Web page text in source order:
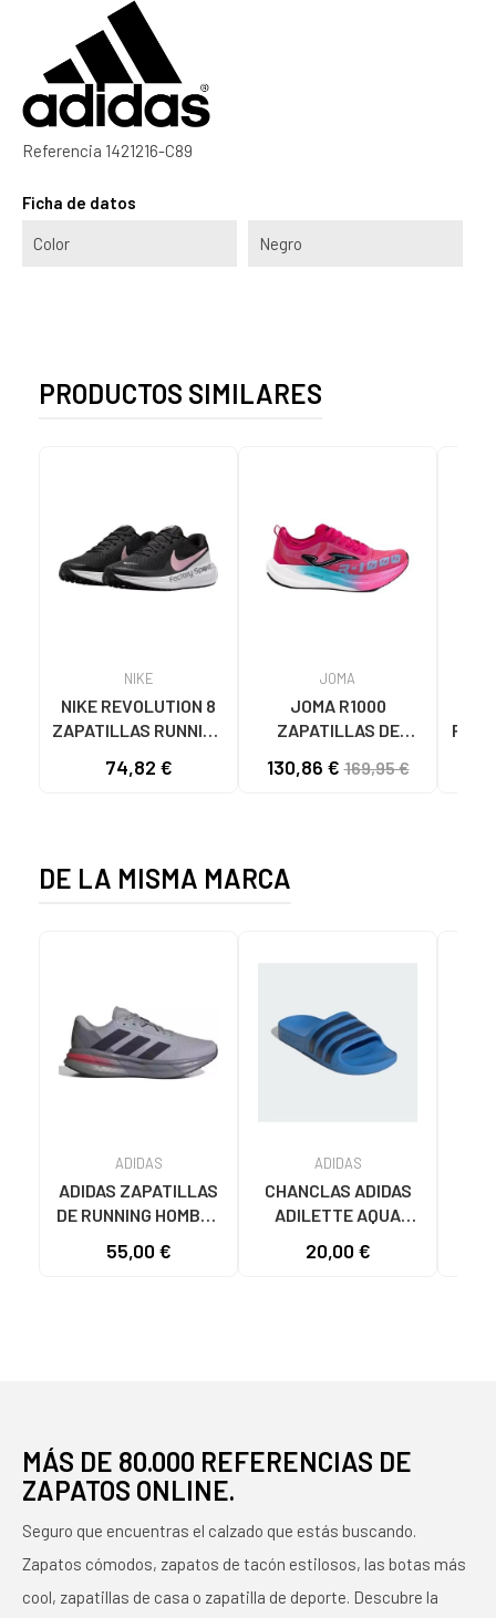
Referencia 1421216-C89
Ficha de datos
Color Negro
PRODUCTOS SIMILARES
NIKE
NIKE REVOLUTION 8
ZAPATILLAS RUNNING
NEGRO-ROSA NAN
74,82 €
JOMA
JOMA R1000
ZAPATILLAS DE
ROSA UNISEX
130,86 €169,95 €
DE LA MISMA MARCA
ADIDAS
ADIDAS ZAPATILLAS
DE RUNNING HOMBRE
GRIS VARIOS
55,00 €
ADIDAS
CHANCLAS ADIDAS
ADILETTE AQUA
AZUL AZUL
20,00 €
MÁS DE 80.000 REFERENCIAS DE
ZAPATOS ONLINE.
Seguro que encuentras el calzado que estás buscando.
Zapatos cómodos, zapatos de tacón estilosos, las botas más
cool, zapatillas de casa o zapatilla de deporte. Descubre la